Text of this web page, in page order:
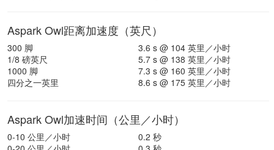
Aspark Owl距离加速度（英尺）
300 脚
3.6 s @ 104 英里／小时
1/8 磅英尺
5.7 s @ 138 英里／小时
1000 脚
7.3 s @ 160 英里／小时
四分之一英里
8.6 s @ 175 英里／小时
Aspark Owl加速时间（公里／小时）
0-10 公里／小时
0.2 秒